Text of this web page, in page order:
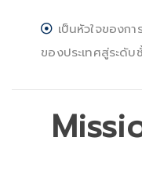
เป็นหัวใจของก
ของประเทศสู่ระดั